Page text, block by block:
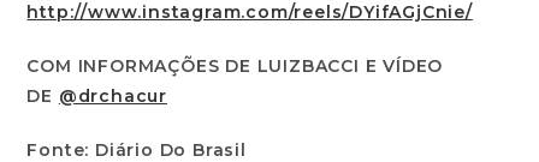
http://www.instagram.com/reels/DYifAGjCnie/
COM INFORMAÇÕES DE LUIZBACCI E VÍDEO
DE @drchacur
Fonte: Diário Do Brasil